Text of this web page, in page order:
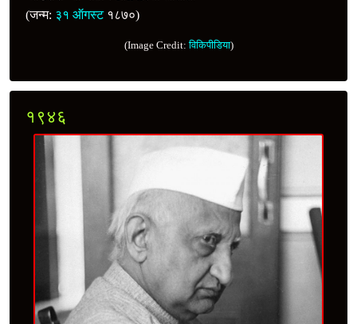
(जन्म: ३१ ऑगस्ट१८७०)
(Image Credit:विकिपीडिया)
१९४६